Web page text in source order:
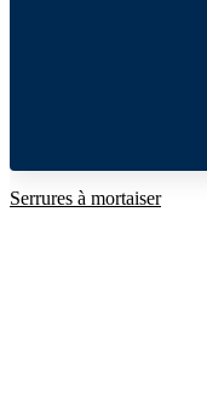
Serrures à mortaiser